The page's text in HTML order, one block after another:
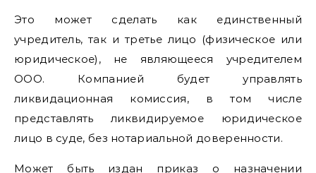
Это может сделать как единственный
учредитель, так и третье лицо (физическое или
юридическое), не являющееся учредителем
ООО. Компанией будет управлять
ликвидационная комиссия, в том числе
представлять ликвидируемое юридическое
лицо в суде, без нотариальной доверенности.
Может быть издан приказ о назначении